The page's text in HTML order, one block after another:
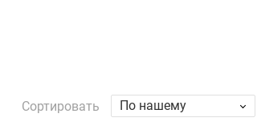
Сортировать По нашему
Регистрация